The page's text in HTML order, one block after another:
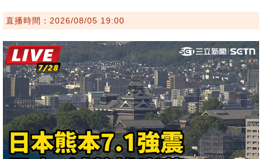
直播時間：2026/08/05 19:00